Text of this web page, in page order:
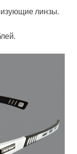
линзы.